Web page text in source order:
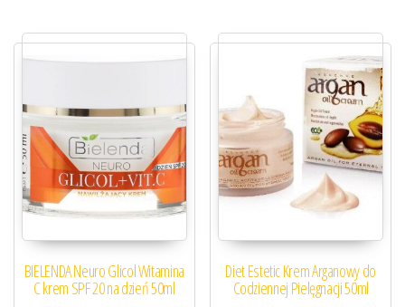
BIELENDA Neuro Glicol Witamina
C krem SPF 20 na dzień 50ml
Diet Estetic Krem Arganowy do
Codziennej Pielęgnacji 50ml